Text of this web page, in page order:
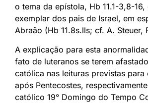
o tema da epístola, Hb 11.1-3,8-
exemplar dos pais de Israel, em
Abraão (Hb 11.8s.lls; cf. A. Steuer,
A explicação para esta
fato de luteranos se terem
católica nas leituras previstas para
após Pentecostes,
católico 19° Domingo do Tempo